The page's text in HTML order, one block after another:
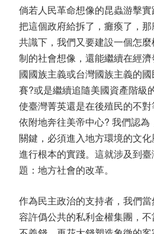
倘若人民革命想像的昆蟲游擊
把這個政府給拆了，癱瘓了，
共識下，我們又要建設一個怎
制的社會想像，還能繼續在經
國國族主義或台灣國族主義的
賽?或是繼續追隨美國資產階級
使臺灣菁英還是在後殖民的不
依附地奔往美帝中心? 我們認
關鍵，必須進入地方環境的文化
進行根本的實踐。這就涉及到
題：地方社會的改革。
作為民主政治的支持者，我們
容許僞公共的私利金權集團，